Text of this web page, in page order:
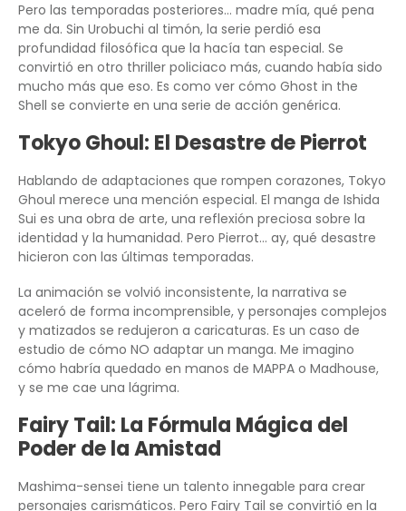
Pero las temporadas posteriores… madre mía, qué pena
me da. Sin Urobuchi al timón, la serie perdió esa
profundidad filosófica que la hacía tan especial. Se
convirtió en otro thriller policiaco más, cuando había sido
mucho más que eso. Es como ver cómo Ghost in the
Shell se convierte en una serie de acción genérica.
Tokyo Ghoul: El Desastre de Pierrot
Hablando de adaptaciones que rompen corazones, Tokyo
Ghoul merece una mención especial. El manga de Ishida
Sui es una obra de arte, una reflexión preciosa sobre la
identidad y la humanidad. Pero Pierrot… ay, qué desastre
hicieron con las últimas temporadas.
La animación se volvió inconsistente, la narrativa se
aceleró de forma incomprensible, y personajes complejos
y matizados se redujeron a caricaturas. Es un caso de
estudio de cómo NO adaptar un manga. Me imagino
cómo habría quedado en manos de MAPPA o Madhouse,
y se me cae una lágrima.
Fairy Tail: La Fórmula Mágica del
Poder de la Amistad
Mashima-sensei tiene un talento innegable para crear
personajes carismáticos. Pero Fairy Tail se convirtió en la